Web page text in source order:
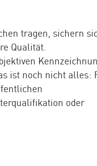
tragen, sichern
Qualität.
ist noch nicht alles:
oder